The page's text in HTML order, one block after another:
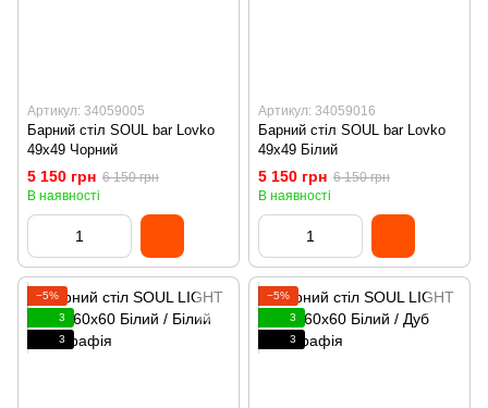
Артикул: 34059005
Барний стіл SOUL bar Lovko
49x49 Чорний
5 150 грн 6 150 грн
В наявності
Артикул: 34059016
Барний стіл SOUL bar Lovko
49x49 Білий
5 150 грн 6 150 грн
В наявності
−5%
3
3
−5%
3
3